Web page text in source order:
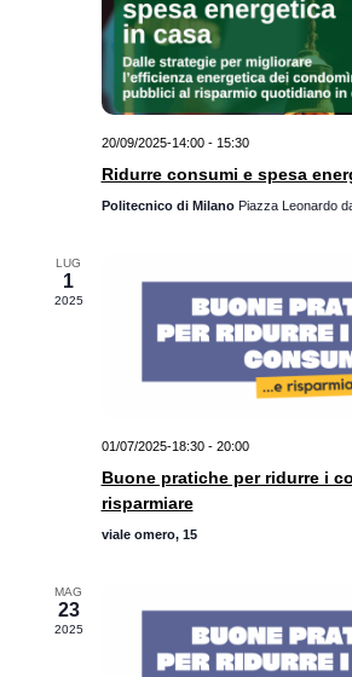
20/09/2025-14:00- 15:30
Ridurre consumi e spesa
Politecnico di Milano Piazza Leonardo
LUG
1
2025
01/07/2025-18:30- 20:00
Buone pratiche per ridurre i
risparmiare
viale omero, 15
MAG
23
2025